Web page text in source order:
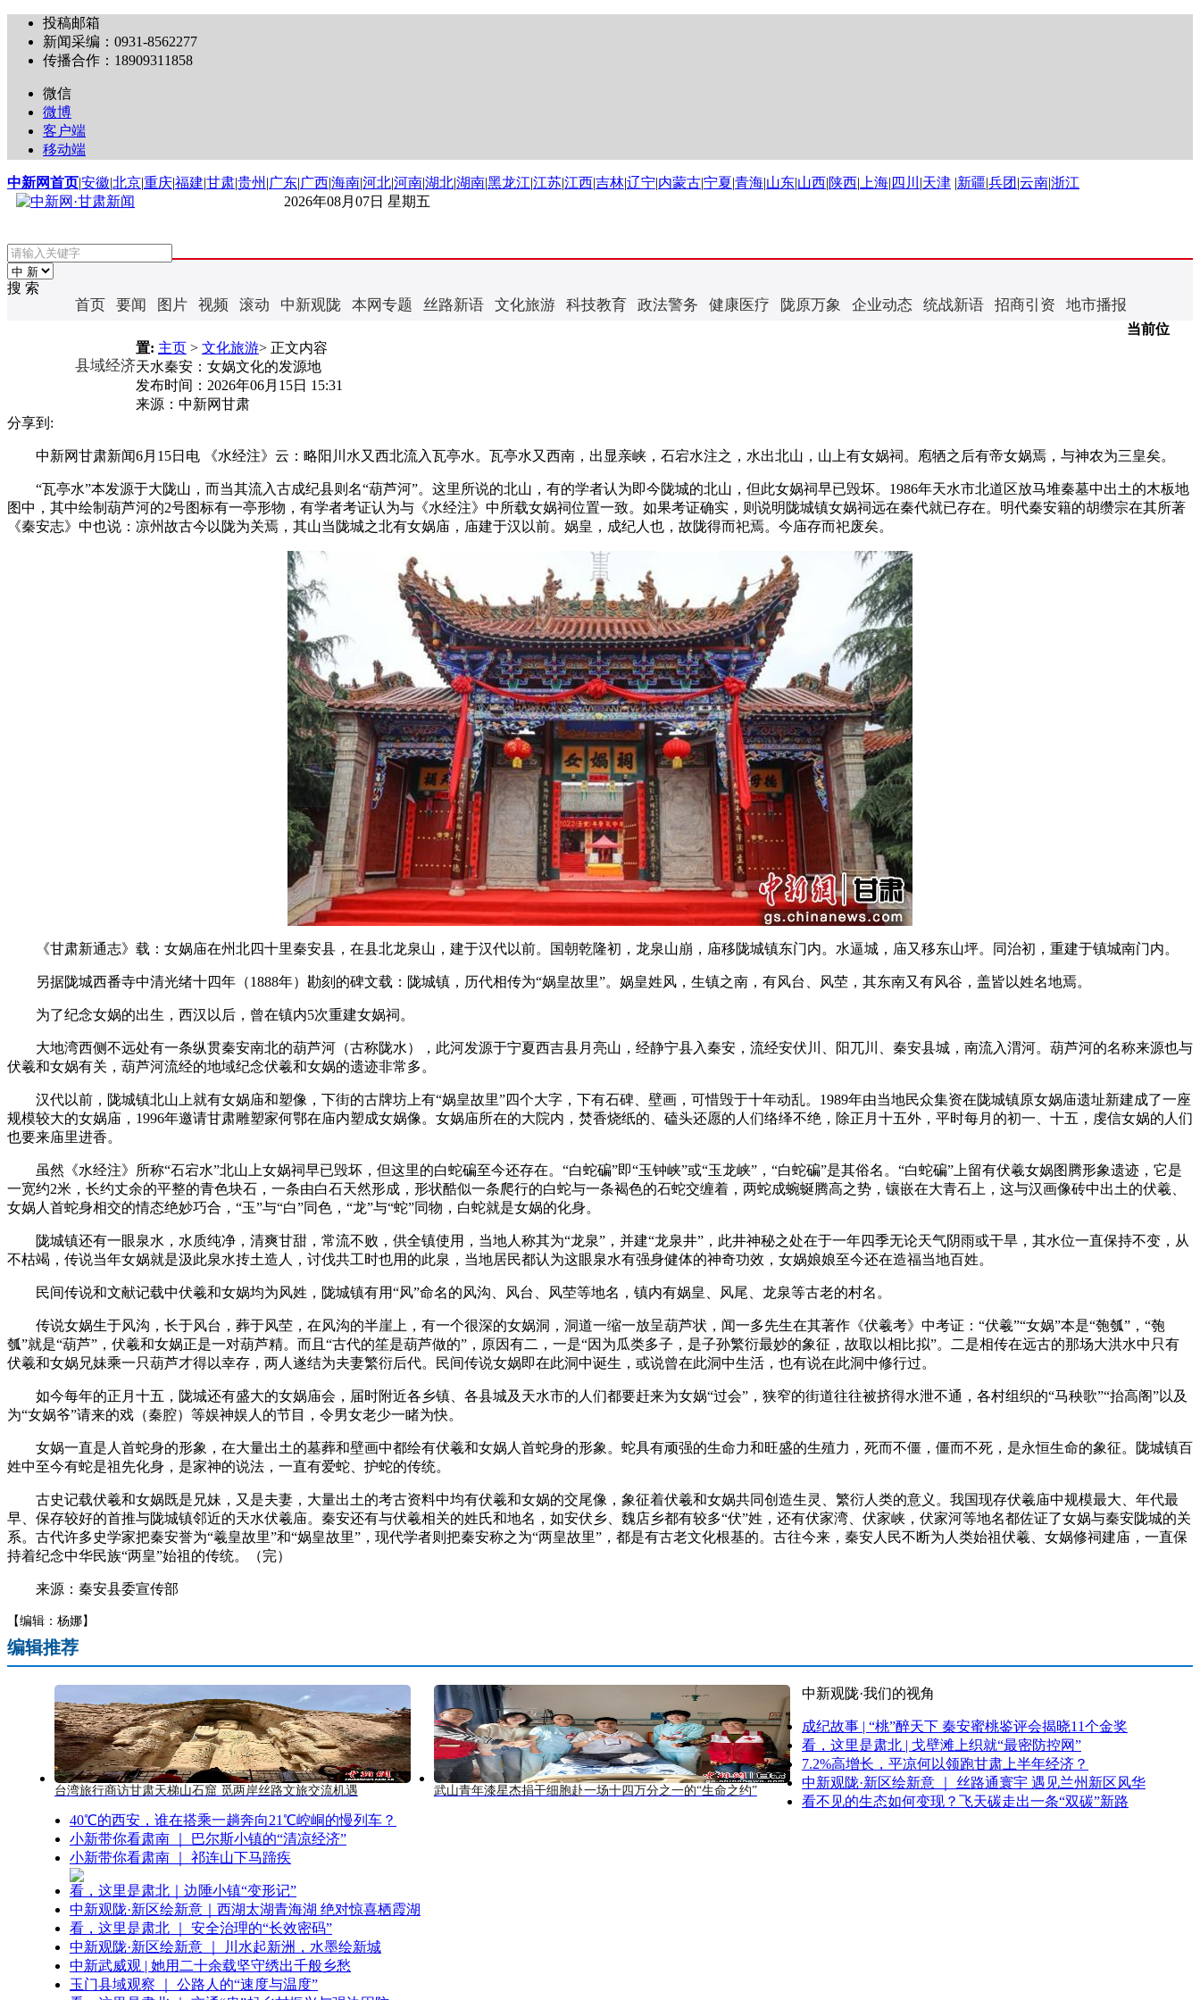
投稿邮箱
新闻采编：0931-8562277
传播合作：18909311858
微信
微博
客户端
移动端
中新网首页|安徽|北京|重庆|福建|甘肃|贵州 |广东|广西|海南|河北|河南|湖北|湖南|黑龙江|江苏|江西|吉林|辽宁|内蒙古|宁夏|青海|山东|山西|陕西| 上海| 四川 |天津 |新疆|兵团 |云南|浙江
2026年08月07日 星期五
搜 索
首页 要闻 图片 视频 滚动 中新观陇 本网专题 丝路新语 文化旅游 科技教育 政法警务 健康医疗 陇原万象 企业动态 统战新语 招商引资 地市播报
县域经济
当前位
置: 主页 > 文化旅游> 正文内容
天水秦安：女娲文化的发源地
发布时间： 2026年06月15日 15:31
来源： 中新网甘肃
分享到:
中新网甘肃新闻6月15日电 《水经注》云：略阳川水又西北流入瓦亭水。瓦亭水又西南，出显亲峡，石宕水注之，水出北山，山上有女娲祠。庖牺之后有帝女娲焉，与神农为三皇矣。
“瓦亭水”本发源于大陇山，而当其流入古成纪县则名“葫芦河”。这里所说的北山，有的学者认为即今陇城的北山，但此女娲祠早已毁坏。1986年天水市北道区放马堆秦墓中出土的木板地
图中，其中绘制葫芦河的2号图标有一亭形物，有学者考证认为与《水经注》中所载女娲祠位置一致。如果考证确实，则说明陇城镇女娲祠远在秦代就已存在。明代秦安籍的胡缵宗在其所著
《秦安志》中也说：凉州故古今以陇为关焉，其山当陇城之北有女娲庙，庙建于汉以前。娲皇，成纪人也，故陇得而祀焉。今庙存而祀废矣。
《甘肃新通志》载：女娲庙在州北四十里秦安县，在县北龙泉山，建于汉代以前。国朝乾隆初，龙泉山崩，庙移陇城镇东门内。水逼城，庙又移东山坪。同治初，重建于镇城南门内。
另据陇城西番寺中清光绪十四年（1888年）勘刻的碑文载：陇城镇，历代相传为“娲皇故里”。娲皇姓风，生镇之南，有风台、风茔，其东南又有风谷，盖皆以姓名地焉。
为了纪念女娲的出生，西汉以后，曾在镇内5次重建女娲祠。
大地湾西侧不远处有一条纵贯秦安南北的葫芦河（古称陇水），此河发源于宁夏西吉县月亮山，经静宁县入秦安，流经安伏川、阳兀川、秦安县城，南流入渭河。葫芦河的名称来源也与
伏羲和女娲有关，葫芦河流经的地域纪念伏羲和女娲的遗迹非常多。
汉代以前，陇城镇北山上就有女娲庙和塑像，下街的古牌坊上有“娲皇故里”四个大字，下有石碑、壁画，可惜毁于十年动乱。1989年由当地民众集资在陇城镇原女娲庙遗址新建成了一座
规模较大的女娲庙，1996年邀请甘肃雕塑家何鄂在庙内塑成女娲像。女娲庙所在的大院内，焚香烧纸的、磕头还愿的人们络绎不绝，除正月十五外，平时每月的初一、十五，虔信女娲的人们
也要来庙里进香。
虽然《水经注》所称“石宕水”北山上女娲祠早已毁坏，但这里的白蛇碥至今还存在。“白蛇碥”即“玉钟峡”或“玉龙峡”，“白蛇碥”是其俗名。“白蛇碥”上留有伏羲女娲图腾形象遗迹，它是
一宽约2米，长约丈余的平整的青色块石，一条由白石天然形成，形状酷似一条爬行的白蛇与一条褐色的石蛇交缠着，两蛇成蜿蜒腾高之势，镶嵌在大青石上，这与汉画像砖中出土的伏羲、
女娲人首蛇身相交的情态绝妙巧合，“玉”与“白”同色，“龙”与“蛇”同物，白蛇就是女娲的化身。
陇城镇还有一眼泉水，水质纯净，清爽甘甜，常流不败，供全镇使用，当地人称其为“龙泉”，并建“龙泉井”，此井神秘之处在于一年四季无论天气阴雨或干旱，其水位一直保持不变，从
不枯竭，传说当年女娲就是汲此泉水抟土造人，讨伐共工时也用的此泉，当地居民都认为这眼泉水有强身健体的神奇功效，女娲娘娘至今还在造福当地百姓。
民间传说和文献记载中伏羲和女娲均为风姓，陇城镇有用“风”命名的风沟、风台、风茔等地名，镇内有娲皇、风尾、龙泉等古老的村名。
传说女娲生于风沟，长于风台，葬于风茔，在风沟的半崖上，有一个很深的女娲洞，洞道一缩一放呈葫芦状，闻一多先生在其著作《伏羲考》中考证：“伏羲”“女娲”本是“匏瓠”，“匏
瓠”就是“葫芦”，伏羲和女娲正是一对葫芦精。而且“古代的笙是葫芦做的”，原因有二，一是“因为瓜类多子，是子孙繁衍最妙的象征，故取以相比拟”。二是相传在远古的那场大洪水中只有
伏羲和女娲兄妹乘一只葫芦才得以幸存，两人遂结为夫妻繁衍后代。民间传说女娲即在此洞中诞生，或说曾在此洞中生活，也有说在此洞中修行过。
如今每年的正月十五，陇城还有盛大的女娲庙会，届时附近各乡镇、各县城及天水市的人们都要赶来为女娲“过会”，狭窄的街道往往被挤得水泄不通，各村组织的“马秧歌”“抬高阁”以及
为“女娲爷”请来的戏（秦腔）等娱神娱人的节目，令男女老少一睹为快。
女娲一直是人首蛇身的形象，在大量出土的墓葬和壁画中都绘有伏羲和女娲人首蛇身的形象。蛇具有顽强的生命力和旺盛的生殖力，死而不僵，僵而不死，是永恒生命的象征。陇城镇百
姓中至今有蛇是祖先化身，是家神的说法，一直有爱蛇、护蛇的传统。
古史记载伏羲和女娲既是兄妹，又是夫妻，大量出土的考古资料中均有伏羲和女娲的交尾像，象征着伏羲和女娲共同创造生灵、繁衍人类的意义。我国现存伏羲庙中规模最大、年代最
早、保存较好的首推与陇城镇邻近的天水伏羲庙。秦安还有与伏羲相关的姓氏和地名，如安伏乡、魏店乡都有较多“伏”姓，还有伏家湾、伏家峡，伏家河等地名都佐证了女娲与秦安陇城的关
系。古代许多史学家把秦安誉为“羲皇故里”和“娲皇故里”，现代学者则把秦安称之为“两皇故里”，都是有古老文化根基的。古往今来，秦安人民不断为人类始祖伏羲、女娲修祠建庙，一直保
持着纪念中华民族“两皇”始祖的传统。（完）
来源：秦安县委宣传部
【编辑：杨娜】
编辑推荐
台湾旅行商访甘肃天梯山石窟 觅两岸丝路文旅交流机遇 武山青年漆星杰捐干细胞赴一场十四万分之一的“生命之约”
中新观陇·我们的视角
成纪故事 | “桃”醉天下 秦安蜜桃鉴评会揭晓11个金奖
看，这里是肃北 | 戈壁滩上织就“最密防控网”
7.2%高增长，平凉何以领跑甘肃上半年经济？
中新观陇·新区绘新意 ｜ 丝路通寰宇 遇见兰州新区风华
看不见的生态如何变现？飞天碳走出一条“双碳”新路
40℃的西安，谁在搭乘一趟奔向21℃崆峒的慢列车？
小新带你看肃南 ｜ 巴尔斯小镇的“清凉经济”
小新带你看肃南 ｜ 祁连山下马蹄疾
看，这里是肃北｜边陲小镇“变形记”
中新观陇·新区绘新意｜西湖太湖青海湖 绝对惊喜栖霞湖
看，这里是肃北 ｜ 安全治理的“长效密码”
中新观陇·新区绘新意 ｜ 川水起新洲，水墨绘新城
中新武威观 | 她用二十余载坚守绣出千般乡愁
玉门县域观察 ｜ 公路人的“速度与温度”